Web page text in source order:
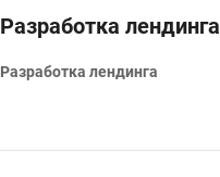
Разработка лендинга
Разработка лендинга